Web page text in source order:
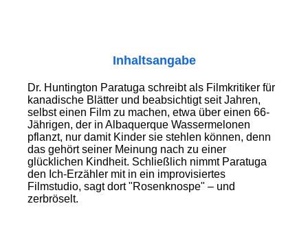
Inhaltsangabe
Dr. Huntington Paratuga schreibt als Filmkritiker für
kanadische Blätter und beabsichtigt seit Jahren,
selbst einen Film zu machen, etwa über einen 66-
Jährigen, der in Albaquerque Wassermelonen
pflanzt, nur damit Kinder sie stehlen können, denn
das gehört seiner Meinung nach zu einer
glücklichen Kindheit. Schließlich nimmt Paratuga
den Ich-Erzähler mit in ein improvisiertes
Filmstudio, sagt dort "Rosenknospe" – und
zerbröselt.